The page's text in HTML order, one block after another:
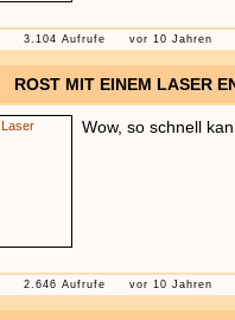
3.104 Aufrufe vor 10 Jahren
ROST MIT EINEM LASER
Wow, so schnell
2.646 Aufrufe vor 10 Jahren